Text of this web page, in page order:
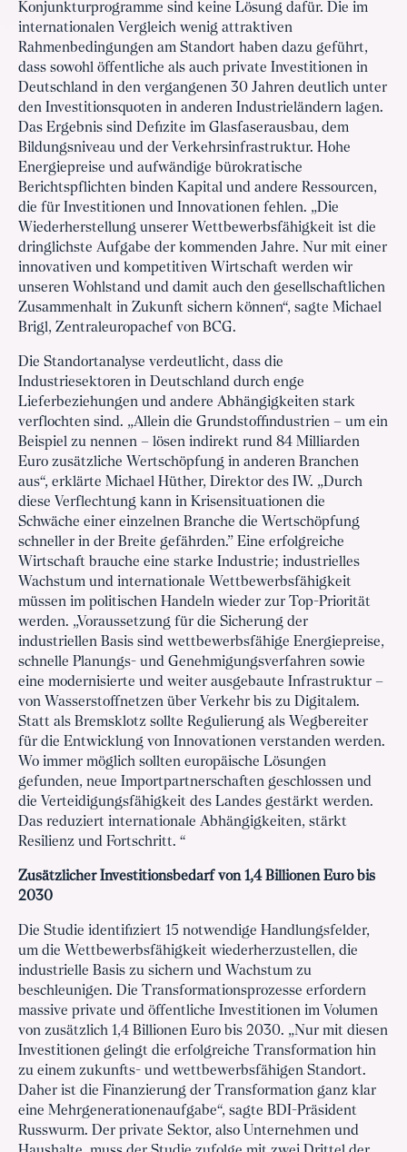
Konjunkturprogramme sind keine Lösung dafür. Die im
internationalen Vergleich wenig attraktiven
Rahmenbedingungen am Standort haben dazu geführt,
dass sowohl öffentliche als auch private Investitionen in
Deutschland in den vergangenen 30 Jahren deutlich unter
den Investitionsquoten in anderen Industrieländern lagen.
Das Ergebnis sind Defizite im Glasfaserausbau, dem
Bildungsniveau und der Verkehrsinfrastruktur. Hohe
Energiepreise und aufwändige bürokratische
Berichtspflichten binden Kapital und andere Ressourcen,
die für Investitionen und Innovationen fehlen. „Die
Wiederherstellung unserer Wettbewerbsfähigkeit ist die
dringlichste Aufgabe der kommenden Jahre. Nur mit einer
innovativen und kompetitiven Wirtschaft werden wir
unseren Wohlstand und damit auch den gesellschaftlichen
Zusammenhalt in Zukunft sichern können“, sagte Michael
Brigl, Zentraleuropachef von BCG.
Die Standortanalyse verdeutlicht, dass die
Industriesektoren in Deutschland durch enge
Lieferbeziehungen und andere Abhängigkeiten stark
verflochten sind. „Allein die Grundstoffindustrien – um ein
Beispiel zu nennen – lösen indirekt rund 84 Milliarden
Euro zusätzliche Wertschöpfung in anderen Branchen
aus“, erklärte Michael Hüther, Direktor des IW. „Durch
diese Verflechtung kann in Krisensituationen die
Schwäche einer einzelnen Branche die Wertschöpfung
schneller in der Breite gefährden.” Eine erfolgreiche
Wirtschaft brauche eine starke Industrie; industrielles
Wachstum und internationale Wettbewerbsfähigkeit
müssen im politischen Handeln wieder zur Top-Priorität
werden. „Voraussetzung für die Sicherung der
industriellen Basis sind wettbewerbsfähige Energiepreise,
schnelle Planungs- und Genehmigungsverfahren sowie
eine modernisierte und weiter ausgebaute Infrastruktur –
von Wasserstoffnetzen über Verkehr bis zu Digitalem.
Statt als Bremsklotz sollte Regulierung als Wegbereiter
für die Entwicklung von Innovationen verstanden werden.
Wo immer möglich sollten europäische Lösungen
gefunden, neue Importpartnerschaften geschlossen und
die Verteidigungsfähigkeit des Landes gestärkt werden.
Das reduziert internationale Abhängigkeiten, stärkt
Resilienz und Fortschritt. “
Zusätzlicher Investitionsbedarf von 1,4 Billionen Euro bis
2030
Die Studie identifiziert 15 notwendige Handlungsfelder,
um die Wettbewerbsfähigkeit wiederherzustellen, die
industrielle Basis zu sichern und Wachstum zu
beschleunigen. Die Transformationsprozesse erfordern
massive private und öffentliche Investitionen im Volumen
von zusätzlich 1,4 Billionen Euro bis 2030. „Nur mit diesen
Investitionen gelingt die erfolgreiche Transformation hin
zu einem zukunfts- und wettbewerbsfähigen Standort.
Daher ist die Finanzierung der Transformation ganz klar
eine Mehrgenerationenaufgabe“, sagte BDI-Präsident
Russwurm. Der private Sektor, also Unternehmen und